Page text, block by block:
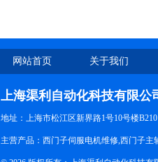
网站首页 关于我们
上海渠利自动化科技有限公
地址：上海市松江区新界路1号10号楼B210
主营产品：西门子伺服电机维修,西门子